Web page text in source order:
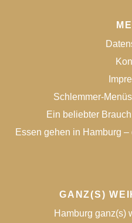
Schlemmer-
Ein beliebter
Essen gehen in Hamburg
GANZ(S)
Hamburg ganz(s)